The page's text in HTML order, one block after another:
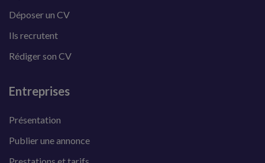
Déposer un CV
Ils recrutent
Rédiger son CV
Entreprises
Présentation
Publier une annonce
Prestations et tarifs